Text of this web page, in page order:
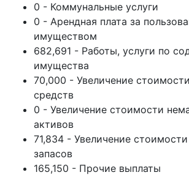
0 - Коммунальные услуги
0 - Арендная плата за
имуществом
682,691 - Работы, услуги по
имущества
70,000 - Увеличение
средств
0 - Увеличение стоимости
активов
71,834 - Увеличение
запасов
165,150 - Прочие выплаты